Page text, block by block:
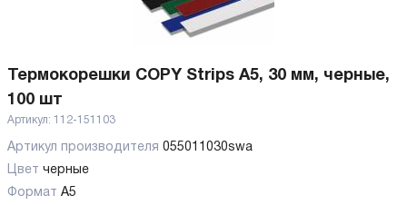
Термокорешки COPY Strips A5, 30 мм, черные,
100 шт
Артикул: 112-151103
Артикул производителя 055011030swa
Цвет черные
Формат A5